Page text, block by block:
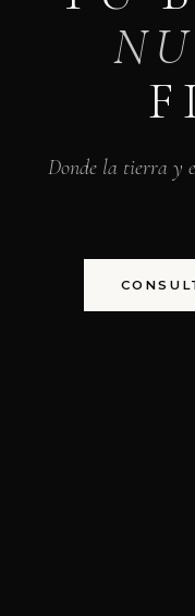
Donde la tierra y